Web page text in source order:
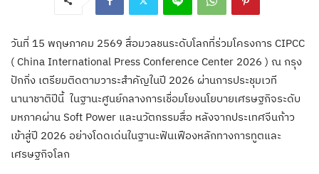
วันที่ 15 พฤษภาคม 2569 สื่อมวลชนระดับโลกที่ร่วมโครงการ CIPCC
( China International Press Conference Center 2026 ) ณ กรุง
ปักกิ่ง เตรียมติดตามวาระสำคัญในปี 2026 ผ่านการประชุมเวที
นานาชาติปีนี้ ในฐานะศูนย์กลางการเชื่อมโยงนโยบายเศรษฐกิจระดับ
มหภาคผ่าน Soft Power และนวัตกรรมสื่อ หลังจากประเทศจีนก้าว
เข้าสู่ปี 2026 อย่างโดดเด่นในฐานะฟันเฟืองหลักทางการทูตและ
เศรษฐกิจโลก